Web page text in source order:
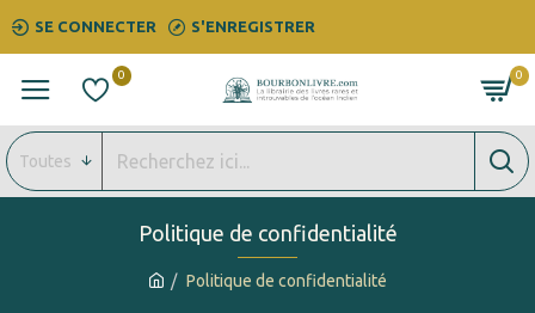
SE CONNECTER S'ENREGISTRER
0 0
Toutes
Politique de confidentialité
Politique de confidentialité